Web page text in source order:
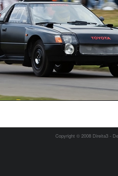
Copyright © 2008 Direita3 -